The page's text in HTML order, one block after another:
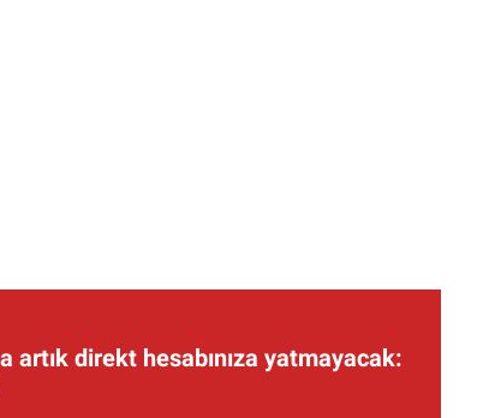
artık direkt hesabınıza yatmayacak: